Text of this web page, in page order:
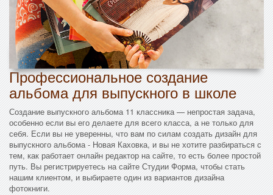
Профессиональное создание
альбома для выпускного в школе
Создание выпускного альбома 11 классника — непростая задача,
особенно если вы его делаете для всего класса, а не только для
себя. Если вы не уверенны, что вам по силам создать дизайн для
выпускного альбома - Новая Каховка, и вы не хотите разбираться с
тем, как работает онлайн редактор на сайте, то есть более простой
путь. Вы регистрируетесь на сайте Студии Форма, чтобы стать
нашим клиентом, и выбираете один из вариантов дизайна
фотокниги.